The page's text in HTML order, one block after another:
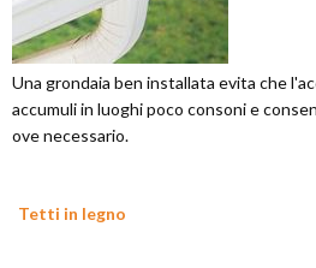
Una grondaia ben installata evita che
accumuli in luoghi poco consoni e
ove necessario.
Tetti in legno